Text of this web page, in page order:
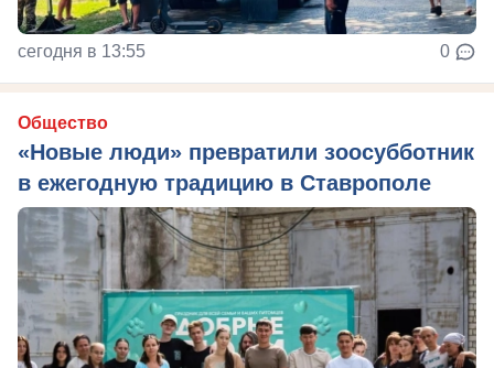
сегодня в 13:55 0
Общество
«Новые люди» превратили зоосубботник
в ежегодную традицию в Ставрополе